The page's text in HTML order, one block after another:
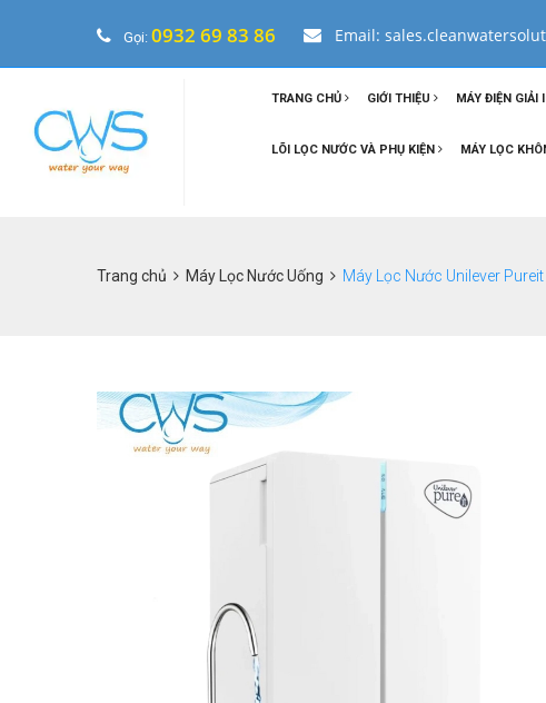
Gọi: 0932 69 83 86 Email:
TRANG CHỦ GIỚI THIỆU MÁY ĐIỆN GIẢI
LÕI LỌC NƯỚC VÀ PHỤ KIỆN MÁY LỌC
Trang chủ Máy Lọc Nước Uống Máy Lọc Nước Unilever